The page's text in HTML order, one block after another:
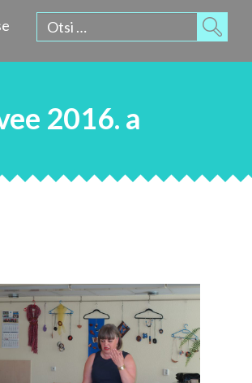
Otsi:
2016. a